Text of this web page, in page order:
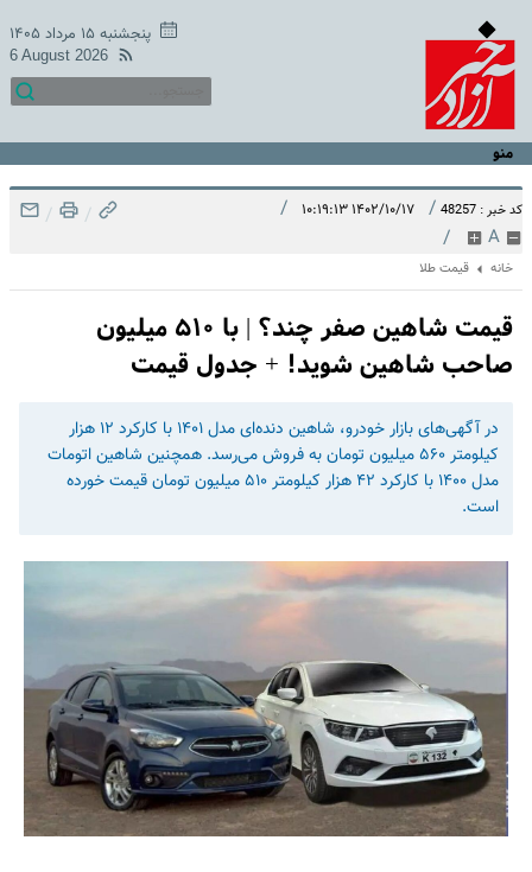
پنجشنبه ۱۵ مرداد ۱۴۰۵
6 August 2026
منو
کد خبر : 48257 / ۱۴۰۲/۱۰/۱۷ ۱۰:۱۹:۱۳ /
A
/
/
/
خانه قیمت طلا
قیمت شاهین صفر چند؟ | با ۵۱۰ میلیون
صاحب شاهین شوید! + جدول قیمت
در آگهی‌های بازار خودرو، شاهین دنده‌ای مدل ۱۴۰۱ با کارکرد ۱۲ هزار
کیلومتر ۵۶۰ میلیون تومان به فروش می‌رسد. همچنین شاهین اتومات
مدل ۱۴۰۰ با کارکرد ۴۲ هزار کیلومتر ۵۱۰ میلیون تومان قیمت خورده
است.